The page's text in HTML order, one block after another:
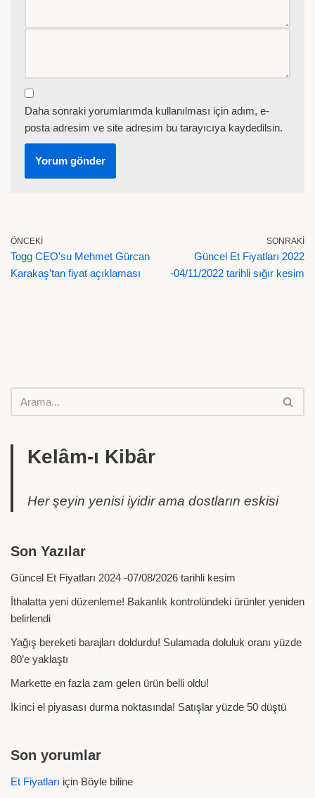
Daha sonraki yorumlarımda kullanılması için adım, e-
posta adresim ve site adresim bu tarayıcıya kaydedilsin.
ÖNCEKI
Togg CEO’su Mehmet Gürcan
Karakaş’tan fiyat açıklaması
SONRAKI
Güncel Et Fiyatları 2022
-04/11/2022 tarihli sığır kesim
Kelâm-ı Kibâr
Her şeyin yenisi iyidir ama dostların eskisi
Son Yazılar
Güncel Et Fiyatları 2024 -07/08/2026 tarihli kesim
İthalatta yeni düzenleme! Bakanlık kontrolündeki ürünler yeniden
belirlendi
Yağış bereketi barajları doldurdu! Sulamada doluluk oranı yüzde
80’e yaklaştı
Markette en fazla zam gelen ürün belli oldu!
İkinci el piyasası durma noktasında! Satışlar yüzde 50 düştü
Son yorumlar
Et Fiyatları için Böyle biline